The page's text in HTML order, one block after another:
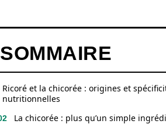
SOMMAIRE
Ricoré et la chicorée : origines et
nutritionnelles
La chicorée : plus qu’un simple